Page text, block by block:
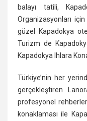
balayı tatili,
Organizasyonları
güzel Kapadokya
Turizm de
Kapadokya Ihlara
Türkiye’nin her
gerçekleştiren
profesyonel
konaklaması ile